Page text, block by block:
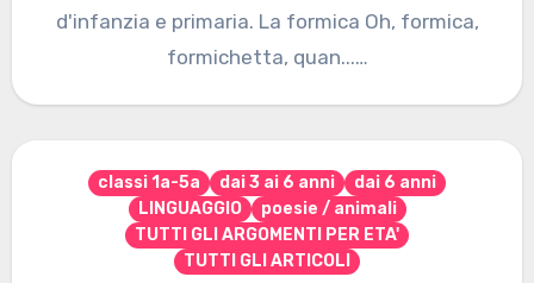
d'infanzia e primaria. La formica Oh, formica,
formichetta, quan...…
classi 1a-5a dai 3 ai 6 anni
dai 6 anni
LINGUAGGIO
poesie / animali
TUTTI GLI ARGOMENTI PER ETA'
TUTTI GLI ARTICOLI